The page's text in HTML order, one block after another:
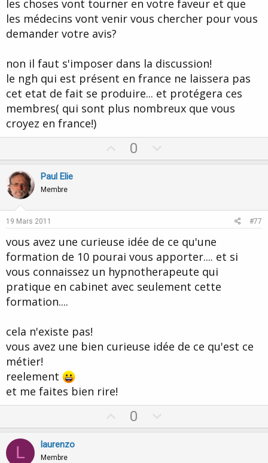
les choses vont tourner en votre faveur et que
les médecins vont venir vous chercher pour vous
demander votre avis?
non il faut s'imposer dans la discussion!
le ngh qui est présent en france ne laissera pas
cet etat de fait se produire... et protégera ces
membres( qui sont plus nombreux que vous
croyez en france!)
p
0
o
e
Paul Elie
Membre
19 Mars 2011 #77
vous avez une curieuse idée de ce qu'une
formation de 10 pourai vous apporter.... et si
vous connaissez un hypnotherapeute qui
pratique en cabinet avec seulement cette
formation....
cela n'existe pas!
vous avez une bien curieuse idée de ce qu'est ce
métier!
reelement
et me faites bien rire!
p
0
o
L laurenzo
Membre